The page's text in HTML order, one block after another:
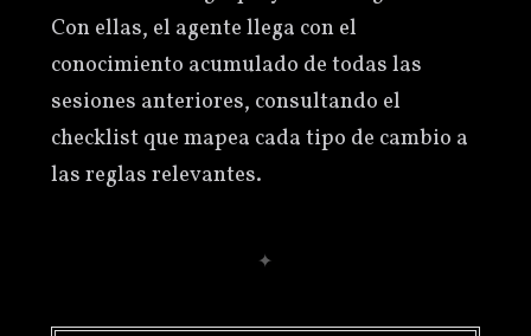
Con ellas, el agente llega con el
conocimiento acumulado de todas las
sesiones anteriores, consultando el
checklist que mapea cada tipo de cambio a
las reglas relevantes.